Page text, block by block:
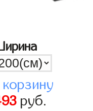
руб.